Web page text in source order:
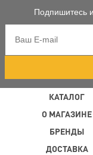
Подпишитесь
КАТАЛОГ
О МАГАЗИНЕ
БРЕНДЫ
ДОСТАВКА